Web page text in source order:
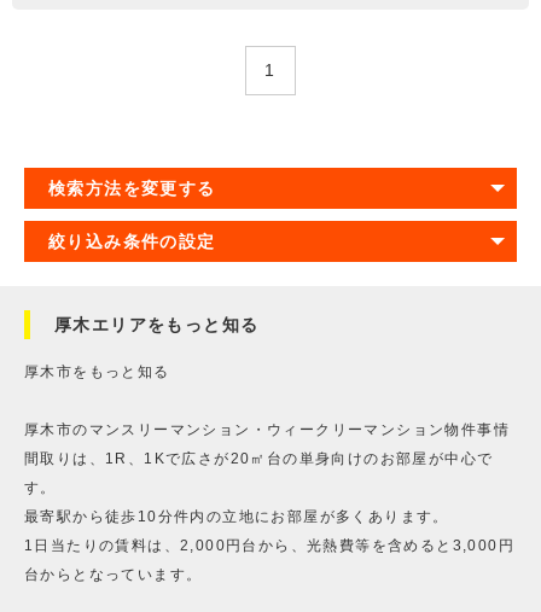
1
検索方法を変更する
絞り込み条件の設定
厚木エリアをもっと知る
厚木市をもっと知る
厚木市のマンスリーマンション・ウィークリーマンション物件事情
間取りは、1R、1Kで広さが20㎡台の単身向けのお部屋が中心で
す。
最寄駅から徒歩10分件内の立地にお部屋が多くあります。
1日当たりの賃料は、2,000円台から、光熱費等を含めると3,000円
台からとなっています。